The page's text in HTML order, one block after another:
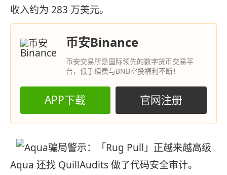
收入约为 283 万美元。
币安Binance
币安交易所是国际领先的数字货币交易平
台，低手续费与BNB空投福利不断！
APP下载 官网注册
Aqua 还找 QuillAudits 做了代码安全审计。